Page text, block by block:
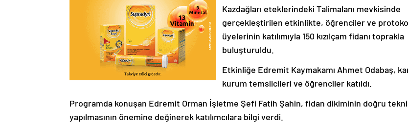
Kazdağları eteklerindeki Talimalanı mevkisinde
gerçekleştirilen etkinlikte, öğrenciler ve
üyelerinin katılımıyla 150 kızılçam fidanı toprakla
buluşturuldu.
Etkinliğe Edremit Kaymakamı Ahmet Odabaş,
kurum temsilcileri ve öğrenciler katıldı.
Programda konuşan Edremit Orman İşletme Şefi Fatih Şahin, fidan dikiminin doğru
yapılmasının önemine değinerek katılımcılara bilgi verdi.